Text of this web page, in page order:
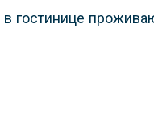
гостинице